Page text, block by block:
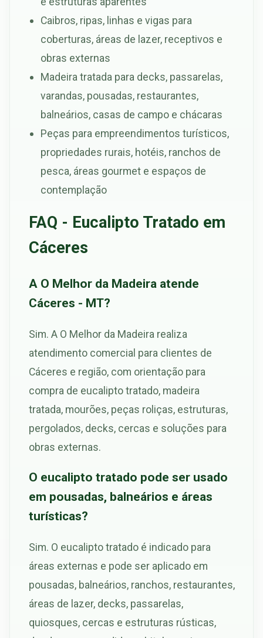
Caibros, ripas, linhas e vigas para
coberturas, áreas de lazer, receptivos e
obras externas
Madeira tratada para decks, passarelas,
varandas, pousadas, restaurantes,
balneários, casas de campo e chácaras
Peças para empreendimentos turísticos,
propriedades rurais, hotéis, ranchos de
pesca, áreas gourmet e espaços de
contemplação
FAQ - Eucalipto Tratado em
Cáceres
A O Melhor da Madeira atende
Cáceres - MT?
Sim. A O Melhor da Madeira realiza
atendimento comercial para clientes de
Cáceres e região, com orientação para
compra de eucalipto tratado, madeira
tratada, mourões, peças roliças, estruturas,
pergolados, decks, cercas e soluções para
obras externas.
O eucalipto tratado pode ser usado
em pousadas, balneários e áreas
turísticas?
Sim. O eucalipto tratado é indicado para
áreas externas e pode ser aplicado em
pousadas, balneários, ranchos, restaurantes,
áreas de lazer, decks, passarelas,
quiosques, cercas e estruturas rústicas,